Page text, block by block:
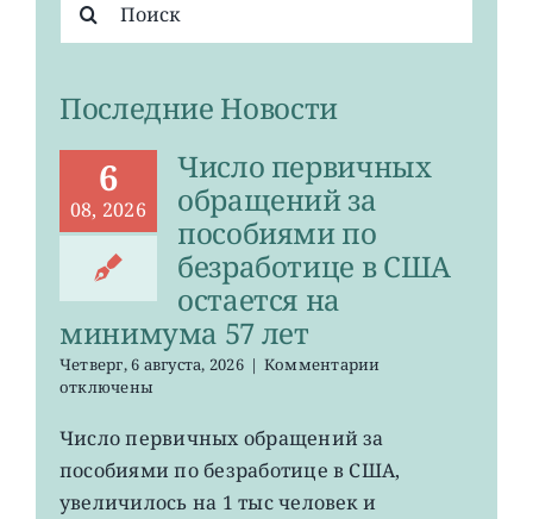
поиска:
Последние Новости
6
08, 2026
Число первичных
обращений за
пособиями по
безработице в США
остается на
минимума 57 лет
Четверг, 6 августа, 2026 | Комментариик
первичных
за
отключены
Число первичных обращений за
пособиями по безработице в США,
увеличилось на 1 тыс человек и